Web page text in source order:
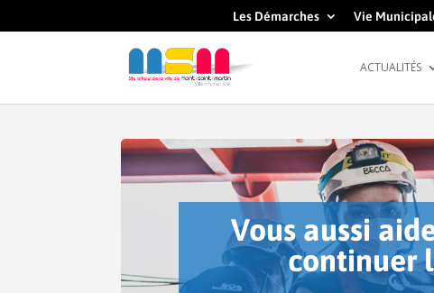
Les Démarches Vie
ACTUALITÉS
Vous aussi
continuer